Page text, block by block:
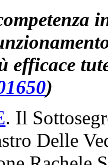
efficace
)
. Il
Delle